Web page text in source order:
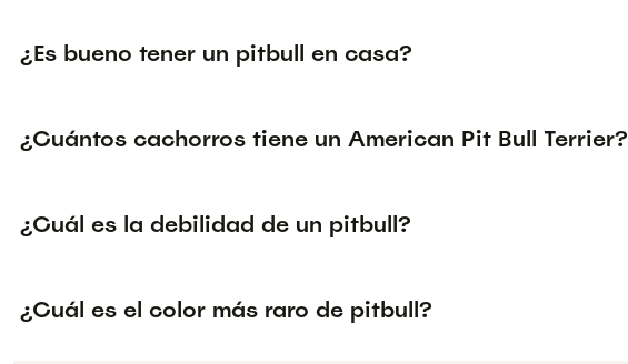
¿Es bueno tener un pitbull en casa?
¿Cuántos cachorros tiene un American Pit Bull Terrier?
¿Cuál es la debilidad de un pitbull?
¿Cuál es el color más raro de pitbull?